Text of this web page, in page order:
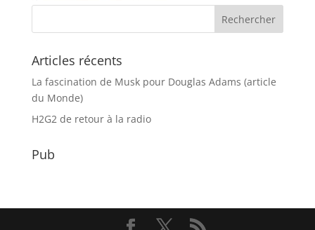
Articles récents
La fascination de Musk pour Douglas Adams (article
du Monde)
H2G2 de retour à la radio
Pub